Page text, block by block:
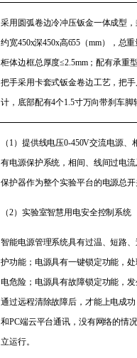
采用圆弧卷边冷冲压钣金一体成型
约宽450x深450x高655 （mm），总重
柜体边框总厚度≤2.5mm；配有承重
把手采用卡套式钣金卷边工艺，把
计，底部配有4个1.5寸万向带刹车脚
（ 1 ）提供线电压0-450V交流电源、
有电源保护系统，相间、线间过电
保护器作为整个实验平台的电源总
（2）实验室智慧用电安全控制系统
智能电源管理系统具有过温、短路
护功能；电源具有一键锁定功能，
电危险；电源具有故障锁定功能，
通过远程清除故障后，才能上电成
和PC端云平台通讯，没有网络的情
立运行。